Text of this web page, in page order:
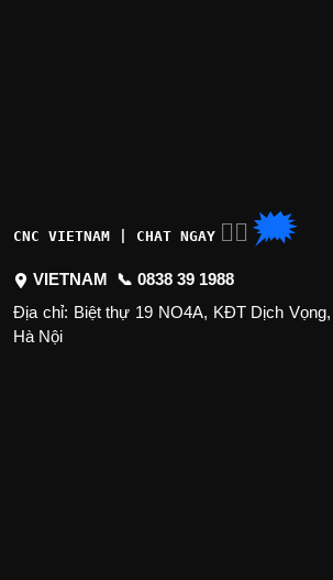
CNC VIETNAM | CHAT NGAY 👉🏽 🗯
VIETNAM 📞 0838 39 1988
Địa chỉ: Biệt thự 19 NO4A, KĐT Dịch
Hà Nội